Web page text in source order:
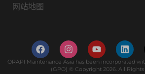
网站地图
ORAPI Maintenance Asia has been incorporated
(GPO) © Copyright 2026. All Rights